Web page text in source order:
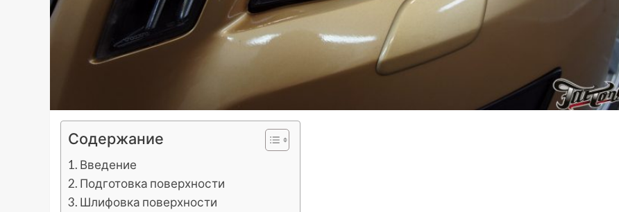
Содержание
Введение
Подготовка поверхности
Шлифовка поверхности